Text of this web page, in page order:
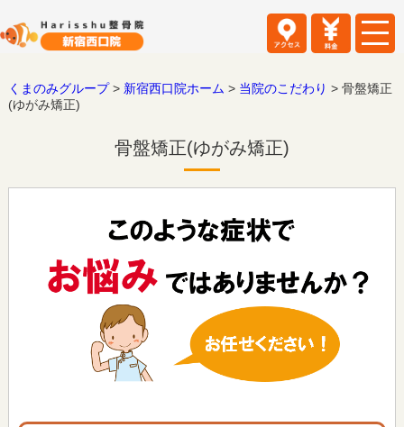
くまのみグループ> 新宿西口院ホーム > 当院のこだわり > 骨盤矯正
(ゆがみ矯正)
骨盤矯正(ゆがみ矯正)